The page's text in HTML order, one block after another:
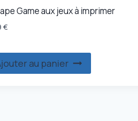
Game aux jeux à imprimer
€
au panier